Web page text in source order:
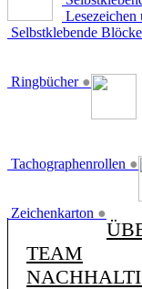
Selbstklebende Blöcke
Ringbücher ●
Tachographenrollen ●
Zeichenkarton ●
TEAM